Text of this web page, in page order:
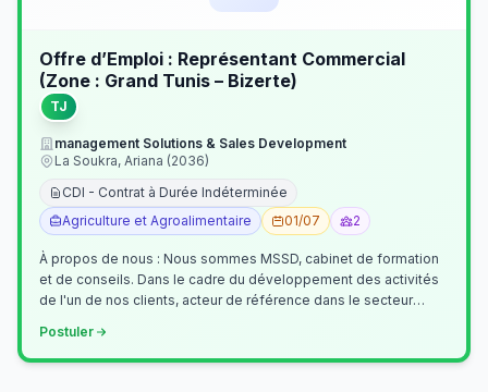
Offre d’Emploi : Représentant Commercial
(Zone : Grand Tunis – Bizerte)
TJ
management Solutions & Sales Development
La Soukra, Ariana (2036)
CDI - Contrat à Durée Indéterminée
Agriculture et Agroalimentaire
01/07 2
À propos de nous : Nous sommes MSSD, cabinet de formation
et de conseils. Dans le cadre du développement des activités
de l'un de nos clients, acteur de référence dans le secteur
Postuler